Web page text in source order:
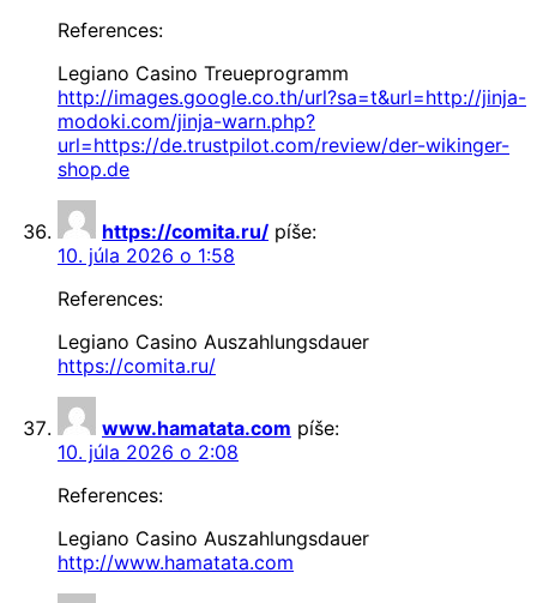
References:
Legiano Casino Treueprogramm
http://images.google.co.th/url?sa=t&url=http://jinja-
modoki.com/jinja-warn.php?
url=https://de.trustpilot.com/review/der-wikinger-
shop.de
https://comita.ru/ píše:
10. júla 2026 o 1:58
References:
Legiano Casino Auszahlungsdauer
https://comita.ru/
www.hamatata.com píše:
10. júla 2026 o 2:08
References:
Legiano Casino Auszahlungsdauer
http://www.hamatata.com